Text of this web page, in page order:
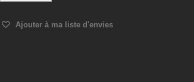
Ajouter à ma liste d'envies